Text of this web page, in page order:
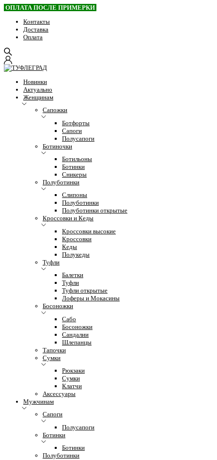
ОПЛАТА ПОСЛЕ ПРИМЕРКИ
Контакты
Доставка
Оплата
Новинки
Актуально
Женщинам
Сапожки
Ботфорты
Сапоги
Полусапоги
Ботиночки
Ботильоны
Ботинки
Сникеры
Полуботинки
Слипоны
Полуботинки
Полуботинки открытые
Кроссовки и Кеды
Кроссовки высокие
Кроссовки
Кеды
Полукеды
Туфли
Балетки
Туфли
Туфли открытые
Лоферы и Мокасины
Босоножки
Сабо
Босоножки
Сандалии
Шлепанцы
Тапочки
Сумки
Рюкзаки
Сумки
Клатчи
Аксессуары
Мужчинам
Сапоги
Полусапоги
Ботинки
Ботинки
Полуботинки